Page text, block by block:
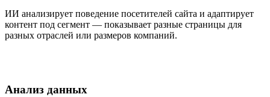
ИИ анализирует поведение посетителей сайта и адаптирует
контент под сегмент — показывает разные страницы для
разных отраслей или размеров компаний.
Анализ данных